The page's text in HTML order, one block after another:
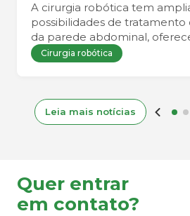
A cirurgia robótica tem
possibilidades de tratamento
da parede abdominal,
precisão durante o
favorecendo uma
Cirurgia robótica
Leia mais notícias
Quer entrar
em contato?